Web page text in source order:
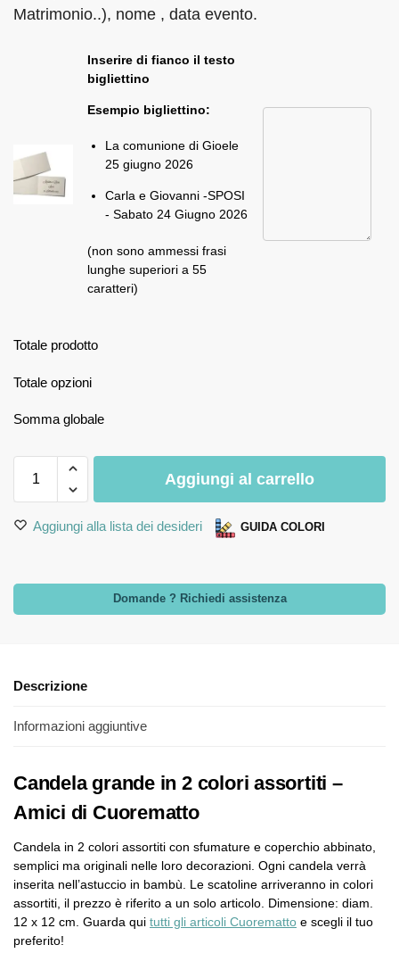
Matrimonio..), nome , data evento.
Inserire di fianco il testo
bigliettino
Esempio bigliettino:
La comunione di Gioele
25 giugno 2026
Carla e Giovanni -SPOSI
- Sabato 24 Giugno 2026
(non sono ammessi frasi
lunghe superiori a 55
caratteri)
Totale prodotto
Totale opzioni
Somma globale
Aggiungi al carrello
Aggiungi alla lista dei desideri GUIDA COLORI
Domande ? Richiedi assistenza
Descrizione
Informazioni aggiuntive
Candela grande in 2 colori assortiti –
Amici di Cuorematto
Candela in 2 colori assortiti con sfumature e coperchio abbinato,
semplici ma originali nelle loro decorazioni. Ogni candela verrà
inserita nell’astuccio in bambù. Le scatoline arriveranno in colori
assortiti, il prezzo è riferito a un solo articolo. Dimensione: diam.
12 x 12 cm. Guarda qui tutti gli articoli Cuorematto e scegli il tuo
preferito!